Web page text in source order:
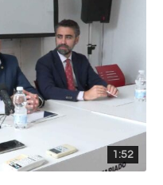
1:52